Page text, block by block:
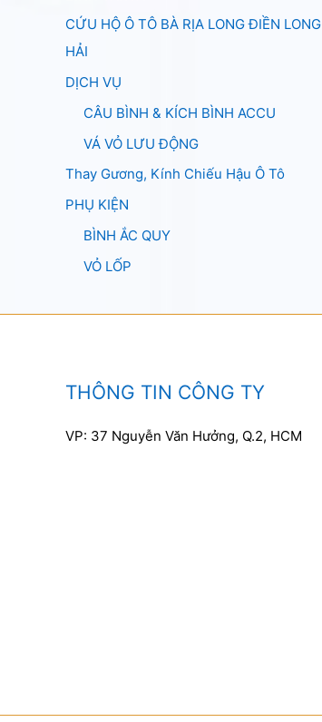
CỨU HỘ Ô TÔ BÀ RỊA LONG ĐIỀN LONG
HẢI
DỊCH VỤ
CÂU BÌNH & KÍCH BÌNH ACCU
VÁ VỎ LƯU ĐỘNG
Thay Gương, Kính Chiếu Hậu Ô Tô
PHỤ KIỆN
BÌNH ẮC QUY
VỎ LỐP
THÔNG TIN CÔNG TY
VP: 37 Nguyễn Văn Hưởng, Q.2, HCM